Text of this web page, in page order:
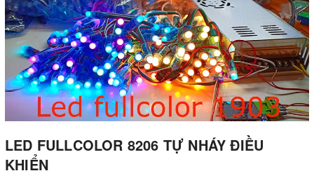
LED FULLCOLOR 8206 TỰ NHÁY ĐIỀU
KHIỂN